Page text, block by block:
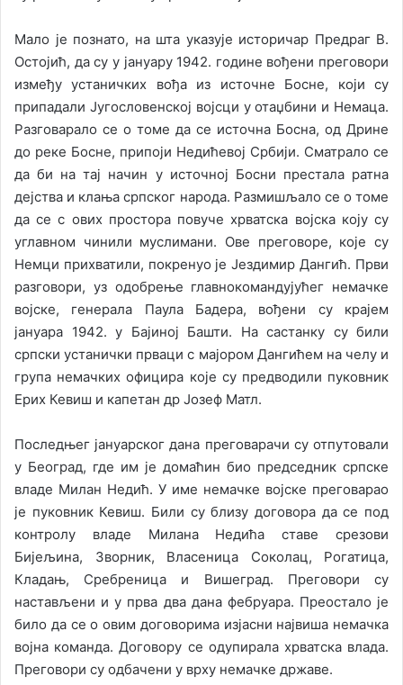
Мало је познато, на шта указује историчар Предраг В.
Остојић, да су у јануару 1942. године вођени преговори
између устаничких вођа из источне Босне, који су
припадали Југословенској војсци у отаџбини и Немаца.
Разговарало се о томе да се источна Босна, од Дрине
до реке Босне, припоји Недићевој Србији. Сматрало се
да би на тај начин у источној Босни престала ратна
дејства и клања српског народа. Размишљало се о томе
да се с ових простора повуче хрватска војска коју су
углавном чинили муслимани. Ове преговоре, које су
Немци прихватили, покренуо је Јездимир Дангић. Први
разговори, уз одобрење главнокомандујућег немачке
војске, генерала Паула Бадера, вођени су крајем
јануара 1942. у Бајиној Башти. На састанку су били
српски устанички прваци с мајором Дангићем на челу и
група немачких официра које су предводили пуковник
Ерих Кевиш и капетан др Јозеф Матл.
Последњег јануарског дана преговарачи су отпутовали
у Београд, где им је домаћин био председник српске
владе Милан Недић. У име немачке војске преговарао
је пуковник Кевиш. Били су близу договора да се под
контролу владе Милана Недића ставе срезови
Бијељина, Зворник, Власеница Соколац, Рогатица,
Кладањ, Сребреница и Вишеград. Преговори су
настављени и у прва два дана фебруара. Преостало је
било да се о овим договорима изјасни највиша немачка
војна команда. Договору се одупирала хрватска влада.
Преговори су одбачени у врху немачке државе.